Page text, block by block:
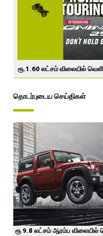
ரூ.1.60 லட்சம் விலையில்
தொடர்புடைய செய்திகள்
ரூ 9.8 லட்சம் ஆரம்ப